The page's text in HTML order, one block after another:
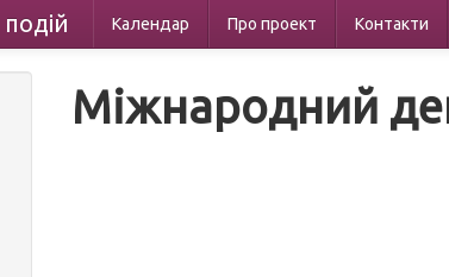
подій Календар Про проект Контакти
Міжнародний